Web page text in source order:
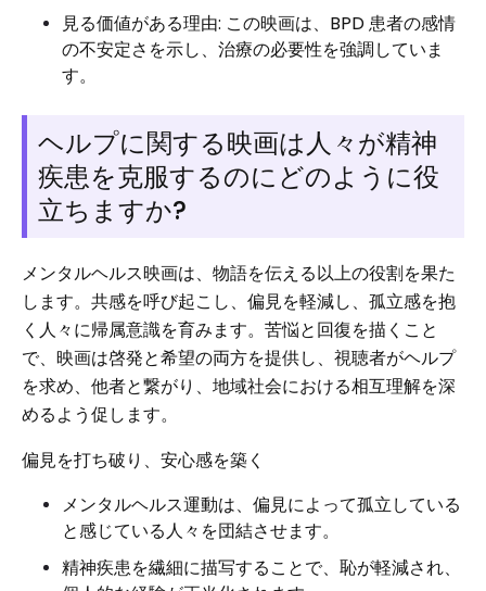
見る価値がある理由: この映画は、BPD 患者の感情
の不安定さを示し、治療の必要性を強調していま
す。
ヘルプに関する映画は人々が精神
疾患を克服するのにどのように役
立ちますか?
メンタルヘルス映画は、物語を伝える以上の役割を果た
します。共感を呼び起こし、偏見を軽減し、孤立感を抱
く人々に帰属意識を育みます。苦悩と回復を描くこと
で、映画は啓発と希望の両方を提供し、視聴者がヘルプ
を求め、他者と繋がり、地域社会における相互理解を深
めるよう促します。
偏見を打ち破り、安心感を築く
メンタルヘルス運動は、偏見によって孤立している
と感じている人々を団結させます。
精神疾患を繊細に描写することで、恥が軽減され、